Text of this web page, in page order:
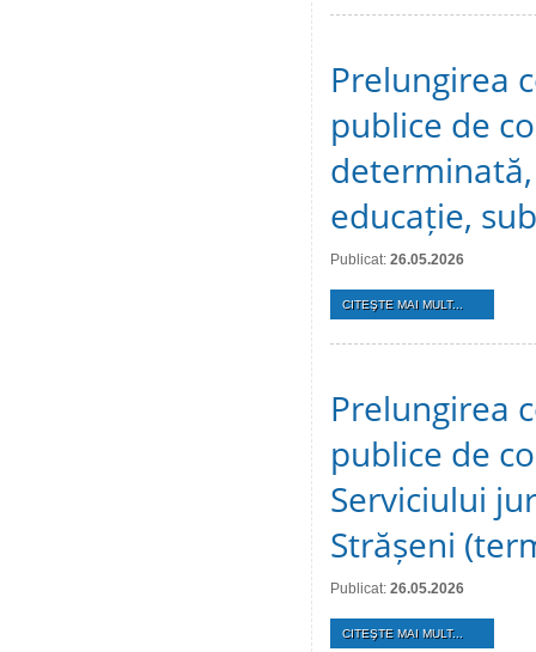
Prelungirea
publice de
educație,
Publicat: 26.05.2026
CITEŞTE MAI MULT...
Prelungirea
publice de
Serviciului
Strășeni
Publicat: 26.05.2026
CITEŞTE MAI MULT...